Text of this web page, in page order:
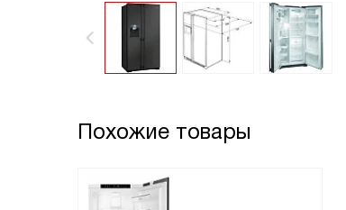
Похожие товары